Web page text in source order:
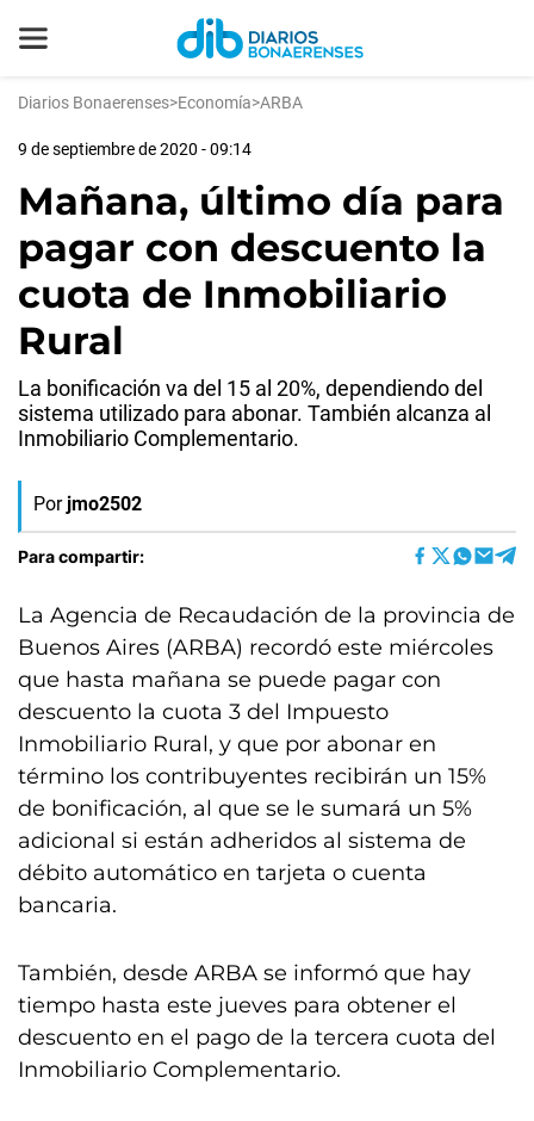
Diarios Bonaerenses>Economía>ARBA
9 de septiembre de 2020 - 09:14
Mañana, último día para
pagar con descuento la
cuota de Inmobiliario
Rural
La bonificación va del 15 al 20%, dependiendo del
sistema utilizado para abonar. También alcanza al
Inmobiliario Complementario.
Por jmo2502
Para compartir:
La Agencia de Recaudación de la provincia de
Buenos Aires (ARBA) recordó este miércoles
que hasta mañana se puede pagar con
descuento la cuota 3 del Impuesto
Inmobiliario Rural, y que por abonar en
término los contribuyentes recibirán un 15%
de bonificación, al que se le sumará un 5%
adicional si están adheridos al sistema de
débito automático en tarjeta o cuenta
bancaria.
También, desde ARBA se informó que hay
tiempo hasta este jueves para obtener el
descuento en el pago de la tercera cuota del
Inmobiliario Complementario.